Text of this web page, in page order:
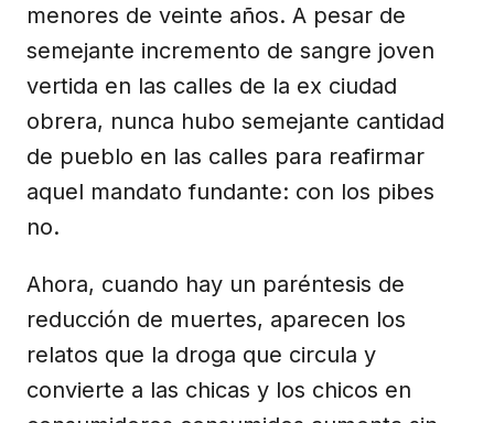
menores de veinte años. A pesar de
semejante incremento de sangre joven
vertida en las calles de la ex ciudad
obrera, nunca hubo semejante cantidad
de pueblo en las calles para reafirmar
aquel mandato fundante: con los pibes
no.
Ahora, cuando hay un paréntesis de
reducción de muertes, aparecen los
relatos que la droga que circula y
convierte a las chicas y los chicos en